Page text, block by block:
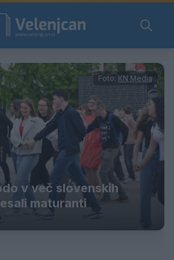
Foto: KN Media
v več slovenskih
maturanti